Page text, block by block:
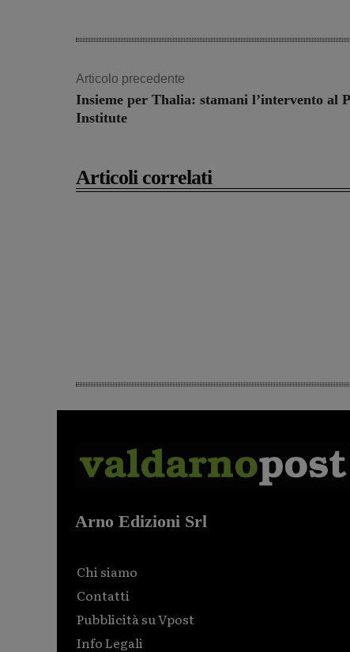
Articolo precedente
Insieme per Thalia: stamani l’intervento al
Institute
Articoli correlati
Arno Edizioni Srl
Chi siamo
Contatti
Pubblicità su Vpost
Info Legali